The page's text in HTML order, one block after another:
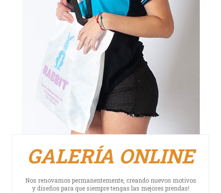
GALERÍA ONLINE
Nos renovamos permanentemente, creando nuevos motivos
y diseños para que siempre tengas las mejores prendas!